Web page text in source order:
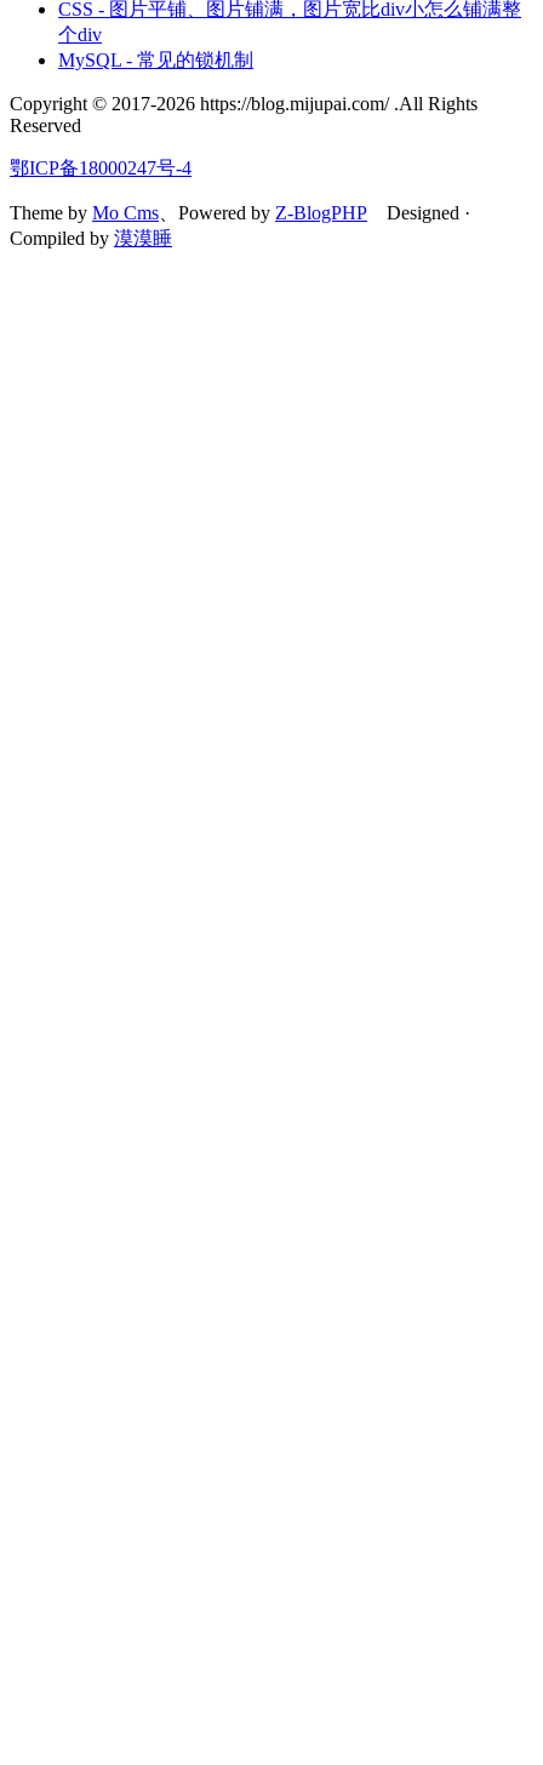
CSS - 图片平铺、图片铺满，图片宽比div小怎么铺满整
个div
MySQL - 常见的锁机制
Copyright © 2017-2026 https://blog.mijupai.com/ .All Rights
Reserved
鄂ICP备18000247号-4
Theme by Mo Cms 、Powered by Z-BlogPHP Designed ·
Compiled by 漠漠睡